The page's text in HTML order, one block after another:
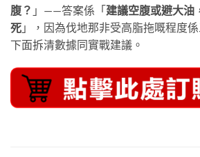
腹？ 」——答案係「建議空腹或避大油
死 」，因為伐地那非受高脂拖嘅程度
下面拆清數據同實戰建議。